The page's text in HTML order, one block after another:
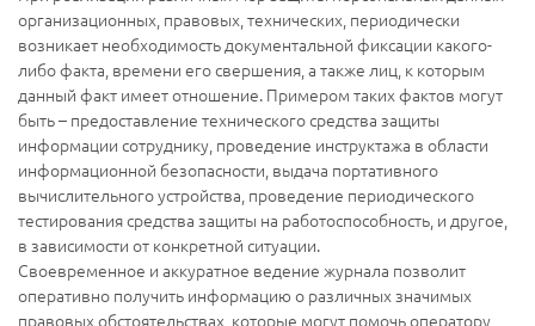
организационных, правовых, технических, периодически
возникает необходимость документальной фиксации какого-
либо факта, времени его свершения, а также лиц, к которым
данный факт имеет отношение. Примером таких фактов могут
быть – предоставление технического средства защиты
информации сотруднику, проведение инструктажа в области
информационной безопасности, выдача портативного
вычислительного устройства, проведение периодического
тестирования средства защиты на работоспособность, и другое,
в зависимости от конкретной ситуации.
Своевременное и аккуратное ведение журнала позволит
оперативно получить информацию о различных значимых
правовых обстоятельствах, которые могут помочь оператору